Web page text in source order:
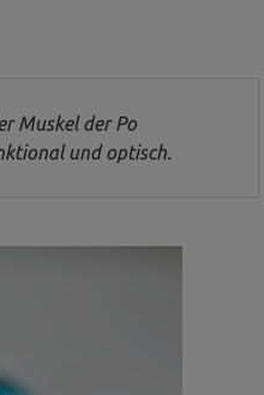
Muskel der Po
und optisch.